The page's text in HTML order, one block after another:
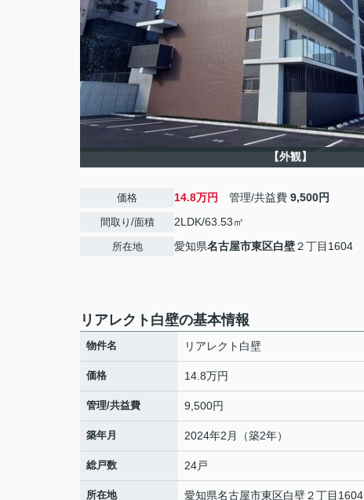
【外観】
価格 14.8万円 管理/共益費 9,500円
間取り/面積 2LDK/63.53㎡
所在地 愛知県名古屋市東区白壁２丁目1604
リアレクト白壁の基本情報
物件名 リアレクト白壁
価格 14.8万円
管理/共益費 9,500円
築年月 2024年2月（築2年）
総戸数 24戸
所在地 愛知県名古屋市東区白壁２丁目1604